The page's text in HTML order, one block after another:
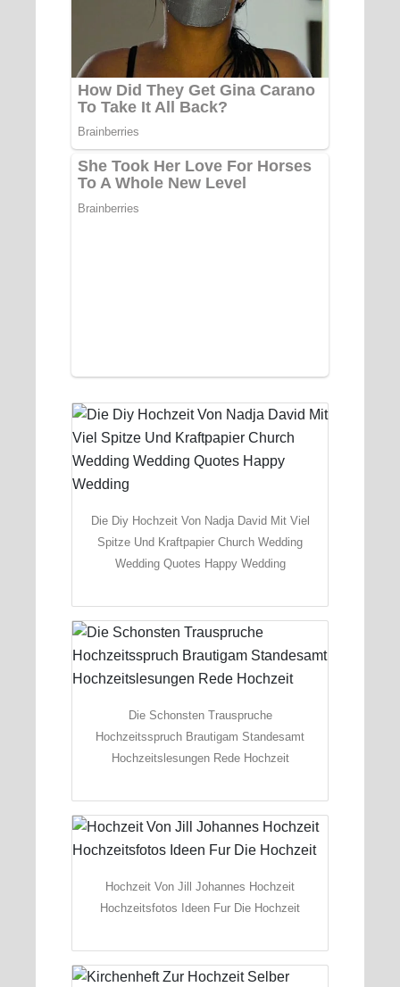
Die Diy Hochzeit Von Nadja David Mit Viel
Spitze Und Kraftpapier Church Wedding
Wedding Quotes Happy Wedding
Die Schonsten Trauspruche
Hochzeitsspruch Brautigam Standesamt
Hochzeitslesungen Rede Hochzeit
Hochzeit Von Jill Johannes Hochzeit
Hochzeitsfotos Ideen Fur Die Hochzeit